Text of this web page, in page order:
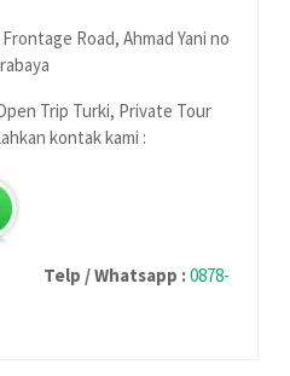
Road, Ahmad Yani no
Trip Turki, Private Tour
kontak kami :
Telp / Whatsapp :0878-